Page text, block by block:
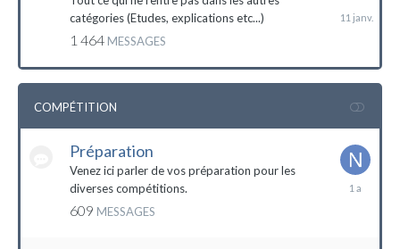
catégories (Etudes, explications etc...)
1 464 MESSAGES
COMPÉTITION
Préparation
Venez ici parler de vos préparation pour les
diverses compétitions.
609 MESSAGES
14